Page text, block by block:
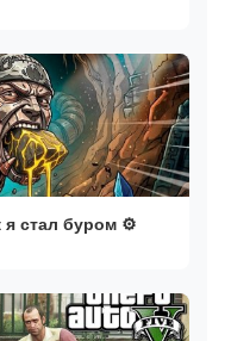
стал буром ⚙️